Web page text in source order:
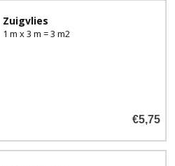
Zuigvlies
1 m x 3 m = 3 m2
€5,75